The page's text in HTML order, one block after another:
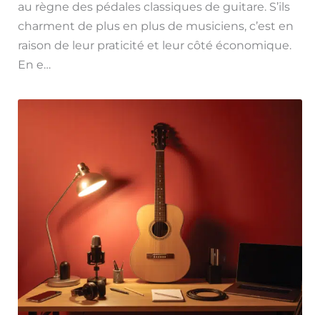
au règne des pédales classiques de guitare. S’ils
charment de plus en plus de musiciens, c’est en
raison de leur praticité et leur côté économique.
En e…